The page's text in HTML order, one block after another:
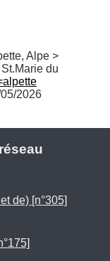
Alpe >
du
2026
de) [n°305]